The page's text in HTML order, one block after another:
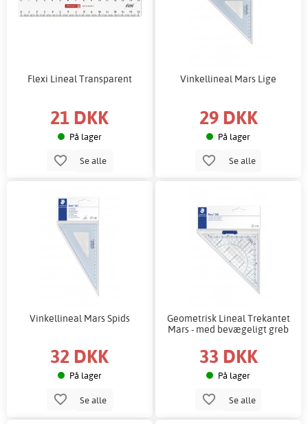
Flexi Lineal Transparent
21 DKK
På lager
Se alle
Vinkellineal Mars Lige
29 DKK
På lager
Se alle
Vinkellineal Mars Spids
32 DKK
På lager
Se alle
Geometrisk Lineal Trekantet
Mars - med bevægeligt greb
33 DKK
På lager
Se alle